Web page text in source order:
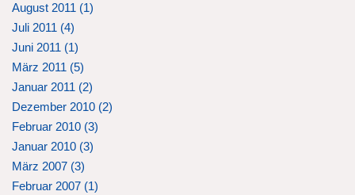
August 2011 (1)
Juli 2011 (4)
Juni 2011 (1)
März 2011 (5)
Januar 2011 (2)
Dezember 2010 (2)
Februar 2010 (3)
Januar 2010 (3)
März 2007 (3)
Februar 2007 (1)